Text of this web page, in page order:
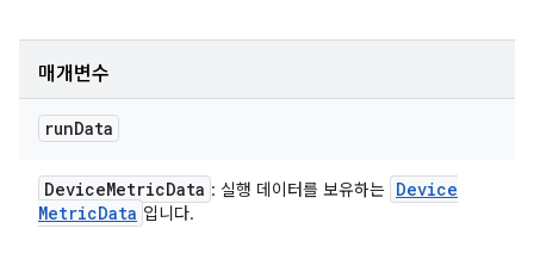
매개변수
runData
DeviceMetricData : 실행 데이터를 보유하는 Device
MetricData 입니다.